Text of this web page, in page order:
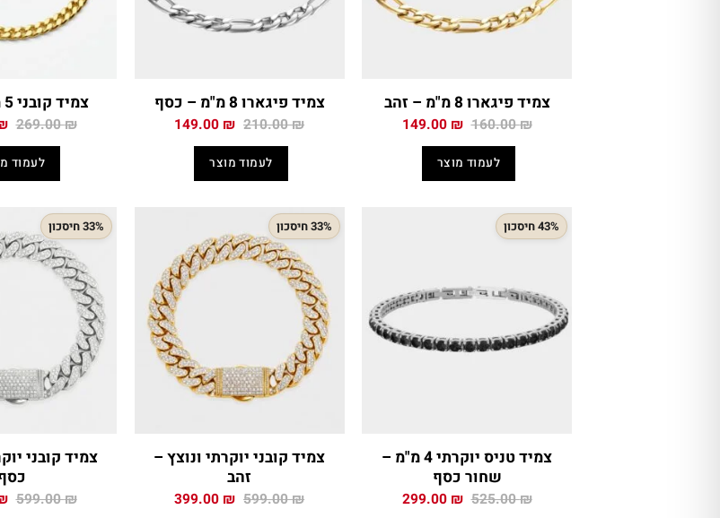
צמיד פיגארו 8 מ"מ – זהב
160.00₪ המחיר
היה:
160.00 ₪.
149.00 ₪
לעמוד מוצר
צמיד פיגארו 8 מ"מ – כסף
210.00₪ המחיר
היה:
210.00 ₪.
149.00 ₪ המחיר
לעמוד מוצר
צמיד קובני 5 מ"מ – זהב
269.00₪
לעמוד
43% חיסכון
צמיד טניס יוקרתי 4 מ"מ –
שחור כסף
525.00₪ המחיר
299.00 ₪ המחיר
33% חיסכון
צמיד קובני יוקרתי ונוצץ –
זהב
599.00₪ המחיר
399.00 ₪ המחיר
33% חיסכון
צמיד קובני
599.00₪